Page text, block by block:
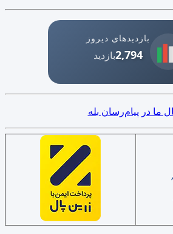
بازدیدهای دیروز
2,794بازدید
ما در پیام‌رسان بله